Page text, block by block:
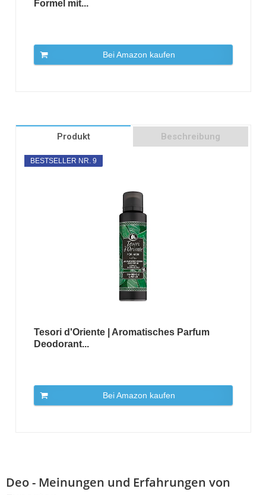
Formel mit...
Bei Amazon kaufen
Produkt Beschreibung
BESTSELLER NR. 9
Tesori d'Oriente | Aromatisches Parfum
Deodorant...
Bei Amazon kaufen
Deo - Meinungen und Erfahrungen von